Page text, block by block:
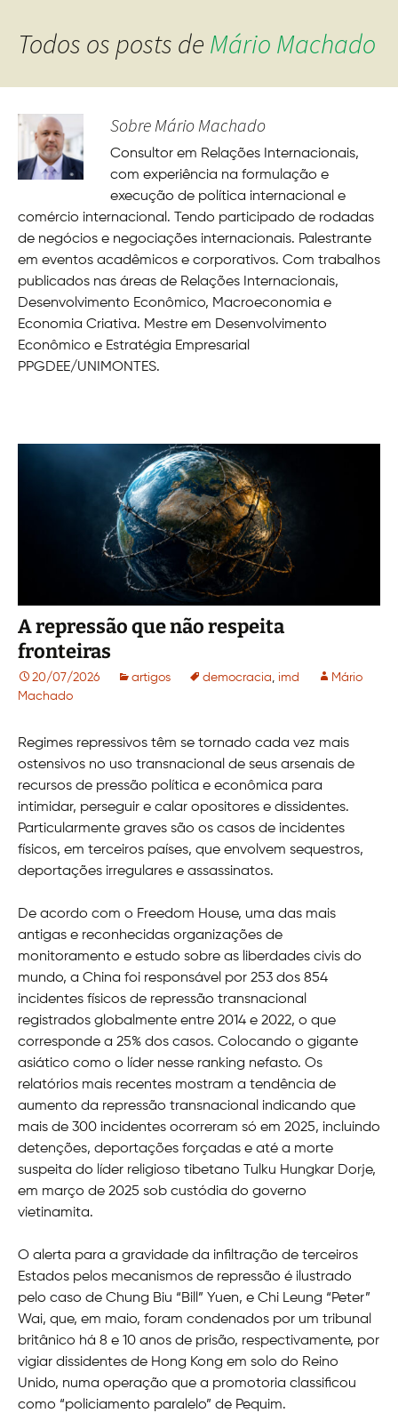
Todos os posts de Mário Machado
Sobre Mário Machado
Consultor em Relações Internacionais,
com experiência na formulação e
execução de política internacional e
comércio internacional. Tendo participado de rodadas
de negócios e negociações internacionais. Palestrante
em eventos acadêmicos e corporativos. Com trabalhos
publicados nas áreas de Relações Internacionais,
Desenvolvimento Econômico, Macroeconomia e
Economia Criativa. Mestre em Desenvolvimento
Econômico e Estratégia Empresarial
PPGDEE/UNIMONTES.
A repressão que não respeita
fronteiras
20/07/2026 artigos democracia, imd
Mário
Machado
Regimes repressivos têm se tornado cada vez mais
ostensivos no uso transnacional de seus arsenais de
recursos de pressão política e econômica para
intimidar, perseguir e calar opositores e dissidentes.
Particularmente graves são os casos de incidentes
físicos, em terceiros países, que envolvem sequestros,
deportações irregulares e assassinatos.
De acordo com o Freedom House, uma das mais
antigas e reconhecidas organizações de
monitoramento e estudo sobre as liberdades civis do
mundo, a China foi responsável por 253 dos 854
incidentes físicos de repressão transnacional
registrados globalmente entre 2014 e 2022, o que
corresponde a 25% dos casos. Colocando o gigante
asiático como o líder nesse ranking nefasto. Os
relatórios mais recentes mostram a tendência de
aumento da repressão transnacional indicando que
mais de 300 incidentes ocorreram só em 2025, incluindo
detenções, deportações forçadas e até a morte
suspeita do líder religioso tibetano Tulku Hungkar Dorje,
em março de 2025 sob custódia do governo
vietinamita.
O alerta para a gravidade da infiltração de terceiros
Estados pelos mecanismos de repressão é ilustrado
pelo caso de Chung Biu “Bill” Yuen, e Chi Leung “Peter”
Wai, que, em maio, foram condenados por um tribunal
britânico há 8 e 10 anos de prisão, respectivamente, por
vigiar dissidentes de Hong Kong em solo do Reino
Unido, numa operação que a promotoria classificou
como “policiamento paralelo” de Pequim.